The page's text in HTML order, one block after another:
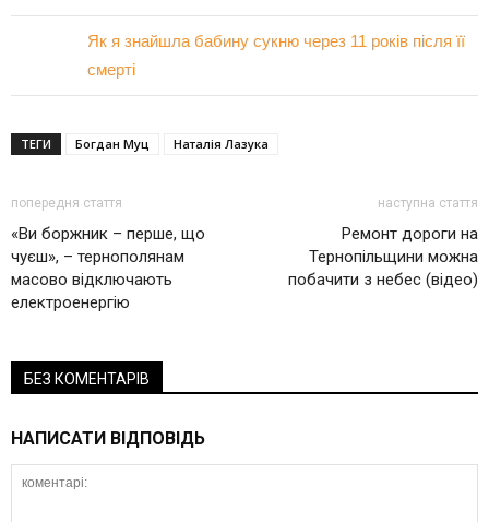
Як я знайшла бабину сукню через 11 років після її
смерті
ТЕГИ Богдан Муц Наталія Лазука
попередня стаття
«Ви боржник – перше, що
чуєш», – тернополянам
масово відключають
електроенергію
наступна стаття
Ремонт дороги на
Тернопільщини можна
побачити з небес (відео)
БЕЗ КОМЕНТАРІВ
НАПИСАТИ ВІДПОВІДЬ